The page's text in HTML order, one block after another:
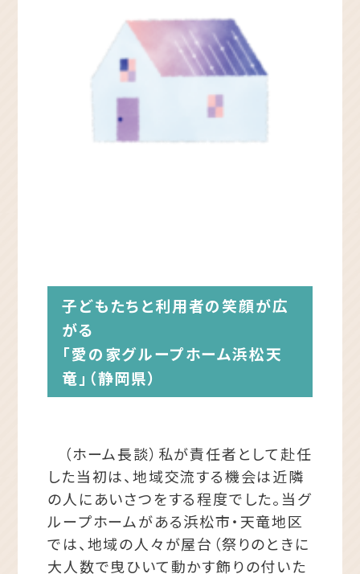
子どもたちと利用者の笑顔が広
がる
「愛の家グループホーム浜松天
竜」（静岡県）
（ホーム長談）私が責任者として赴任
した当初は、地域交流する機会は近隣
の人にあいさつをする程度でした。当グ
ループホームがある浜松市・天竜地区
では、地域の人々が屋台（祭りのときに
大人数で曳ひいて動かす飾りの付いた